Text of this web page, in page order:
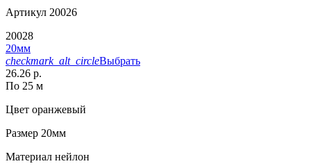
Артикул 20026
20028
20мм
checkmark_alt_circleВыбрать
26.26 р.
По 25 м
Цвет оранжевый
Размер 20мм
Материал нейлон